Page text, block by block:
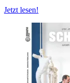
Jetzt lesen!